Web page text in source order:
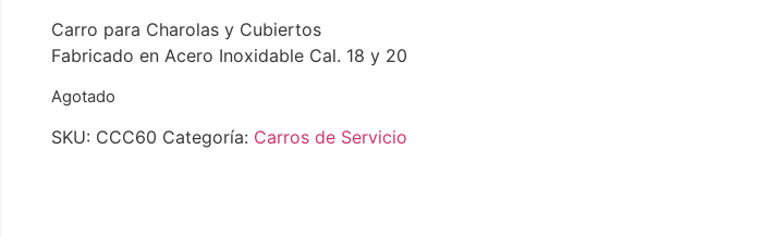
Carro para Charolas y Cubiertos
Fabricado en Acero Inoxidable Cal. 18 y 20
Agotado
SKU: CCC60 Categoría: Carros de Servicio